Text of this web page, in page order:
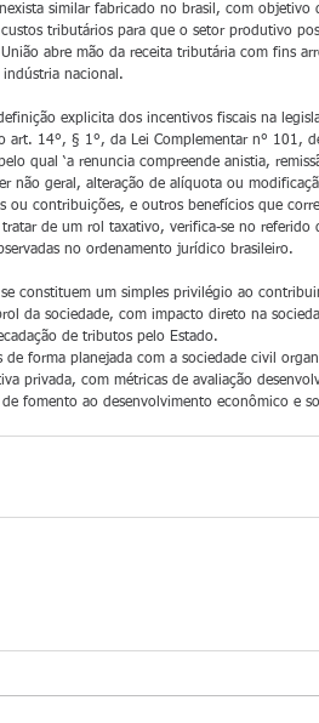
similar fabricado no brasil, com objetivo
tributários para que o setor produtivo
abre mão da receita tributária com fins
nacional.
explicita dos incentivos fiscais na
art. 14°, § 1°, da Lei Complementar n° 101,
qual ‘a renuncia compreende anistia,
não geral, alteração de alíquota ou
ou contribuições, e outros benefícios que
tratar de um rol taxativo, verifica-se no referido
no ordenamento jurídico brasileiro.
constituem um simples privilégio ao
da sociedade, com impacto direto na
de tributos pelo Estado.
forma planejada com a sociedade civil
privada, com métricas de avaliação
fomento ao desenvolvimento econômico e